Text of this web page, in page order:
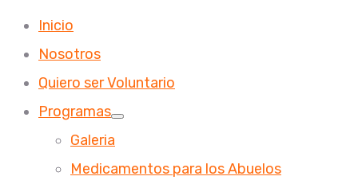
Inicio
Nosotros
Quiero ser Voluntario
Programas
Galeria
Medicamentos para los Abuelos